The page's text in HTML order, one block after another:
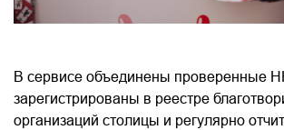
В сервисе объединены проверенные
зарегистрированы в реестре
организаций столицы и регулярно